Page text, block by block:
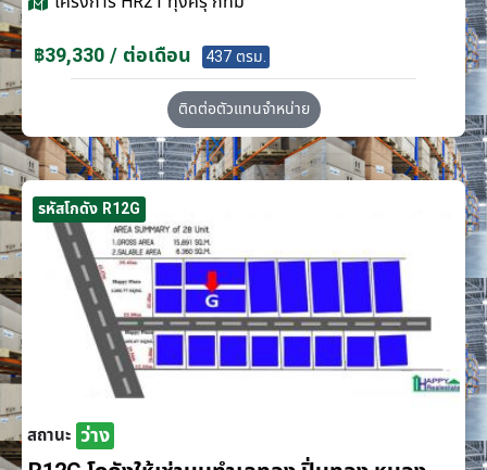
฿39,330 / ต่อเดือน 437 ตรม.
ติดต่อตัวแทนจำหน่าย
รหัสโกดัง R12G
สถานะ ว่าง